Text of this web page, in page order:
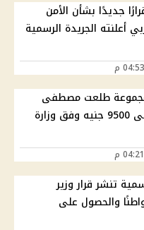
جديدًا بشأن الأمن
أعلنته الجريدة الرسمية
طلعت مصطفى
2026.. رواتب تصل إلى 9500 جنيه وفق وزارة
تنشر قرار وزير
بشأن 21 مواطنًا والحصول على